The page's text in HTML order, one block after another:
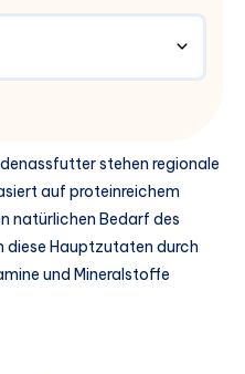
stehen regionale
auf proteinreichem
natürlichen Bedarf des
diese Hauptzutaten durch
und Mineralstoffe